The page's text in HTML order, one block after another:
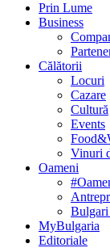
Prin Lume
Business
Călătorii
Locuri
Cazare
Cultură
Events
Vinuri
Oameni
Bulgari
MyBulgaria
Editoriale